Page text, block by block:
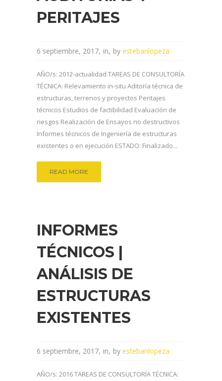
PERITAJES
6 septiembre, 2017 in by estebanlopeza
AÑO/s: 2012-actualidad TAREAS DE CONSULTORÍA
TÉCNICA: Relevamiento in-situ Aditoría técnica de
estructuras, terrenos y proyectos Peritajes
técnicos Estudios de factibilidad Evaluación de
riesgos Realización de Ensayos no destructivos
Informes técnicos de Ingeniería de estructuras
existentes o en ejecución ESTADO: Finalizado...
READ MORE
INFORMES
TÉCNICOS |
ANÁLISIS DE
ESTRUCTURAS
EXISTENTES
6 septiembre, 2017 in by estebanlopeza
AÑO/s: 2016 TAREAS DE CONSULTORÍA TÉCNICA: